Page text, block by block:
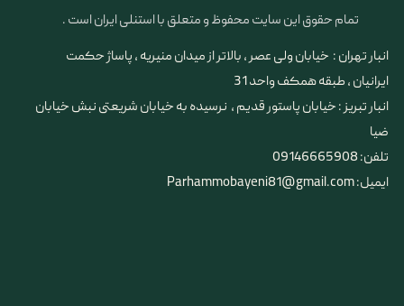
تمام حقوق این سایت محفوظ و متعلق با استنلی ایران است .
انبار تهران : خیابان ولی عصر ، بالاتر از میدان منیریه ، پاساژ حکمت
ایرانیان ، طبقه همکف واحد 31
​​​​​​​انبار تبریز : خیابان پاستور قدیم ، نرسیده به خیابان شریعتی نبش خیابان
ضیا
تلفن: 09146665908
ایمیل: Parhammobayeni81@gmail.com